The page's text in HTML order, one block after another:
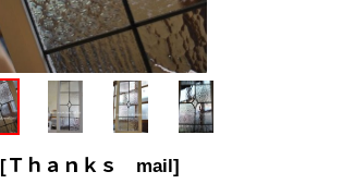
[Ｔｈａｎｋｓ mail]